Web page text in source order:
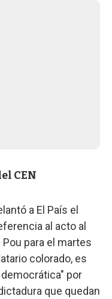
CEN
a El País el
al acto al
para el martes
colorado, es
por
que quedan